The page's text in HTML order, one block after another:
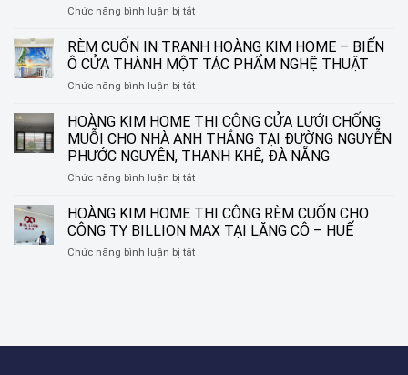
–
PHÁP
TINH
CHO
KHUNG
CỬA
HIỆN
Chức năng bình luận bị tắtở
KIM
HOME
THI
CÔNG
SÁO
NHÔM
TẠI
NGUYỄN
SẮC,
LIÊN
ĐÀ
RÈM CUỐN IN TRANH HOÀNG KIM HOME – BIẾN
Ô CỬA THÀNH MỘT TÁC PHẨM NGHỆ THUẬT
Chức năng bình luận bị tắtở
CUỐN
IN
TRANH
HOÀNG
KIM
–
BIẾN
CỬA
THUẬT
HOÀNG KIM HOME THI CÔNG CỬA LƯỚI CHỐNG
MUỖI CHO NHÀ ANH THẮNG TẠI ĐƯỜNG NGUYỄN
PHƯỚC NGUYÊN, THANH KHÊ, ĐÀ NẴNG
Chức năng bình luận bị tắtở
KIM
HOME
THI
CÔNG
NHÀ
HOÀNG KIM HOME THI CÔNG RÈM CUỐN CHO
CÔNG TY BILLION MAX TẠI LĂNG CÔ – HUẾ
Chức năng bình luận bị tắtở
RÈM